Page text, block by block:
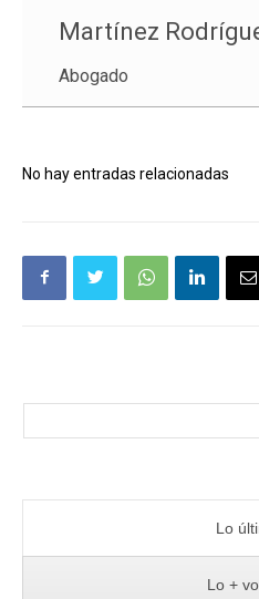
Martínez
Abogado
No hay entradas relacionadas
Lo
Lo +